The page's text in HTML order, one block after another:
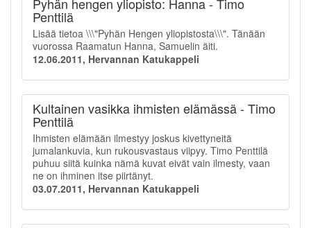
Penttilä
Lisää tietoa \\\"Pyhän Hengen yliopistosta\\\". Tänään
vuorossa Raamatun Hanna, Samuelin äiti.
12.06.2011, Hervannan Katukappeli
Kultainen vasikka ihmisten elämässä - Timo
Penttilä
Ihmisten elämään ilmestyy joskus kivettyneitä
jumalankuvia, kun rukousvastaus viipyy. Timo Penttilä
puhuu siitä kuinka nämä kuvat eivät vain ilmesty, vaan
ne on ihminen itse piirtänyt.
03.07.2011, Hervannan Katukappeli